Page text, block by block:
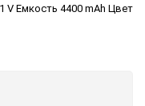
V Емкость 4400 mAh Цвет